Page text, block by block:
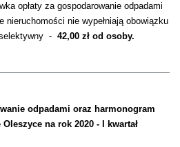
opłaty za gospodarowanie odpadami
nieruchomości nie wypełniają obowiązku
- 42,00 zł od osoby.
odpadami oraz harmonogram
na rok 2020 - I kwartał